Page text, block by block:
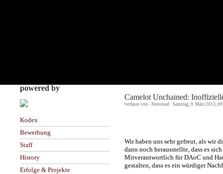
powered by
Kodex
Bewerbung
Staff
History
Erfolge & Projekte
Camelot Unchained:
verfasst von - Nereshad · Samstag, 9. März 2013,
Wir haben uns sehr gefreut, als wir
dann noch herausstellte, dass es
Mitverantwortlich für DAoC und
gestalten, dass es ein würdiger